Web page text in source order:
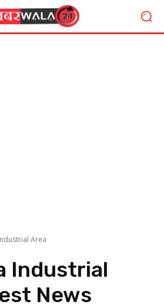
Area
Industrial
News